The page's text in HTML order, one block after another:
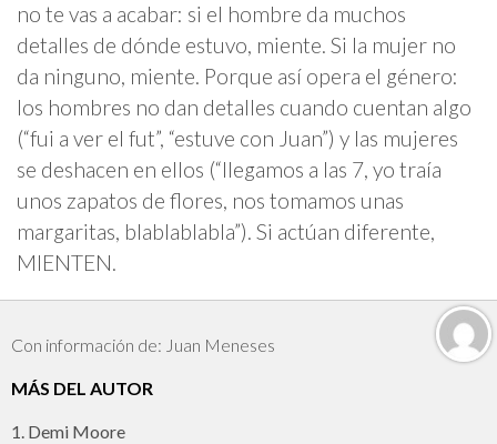
no te vas a acabar: si el hombre da muchos
detalles de dónde estuvo, miente. Si la mujer no
da ninguno, miente. Porque así opera el género:
los hombres no dan detalles cuando cuentan algo
(“fui a ver el fut”, “estuve con Juan”) y las mujeres
se deshacen en ellos (“llegamos a las 7, yo traía
unos zapatos de flores, nos tomamos unas
margaritas, blablablabla”). Si actúan diferente,
MIENTEN.
Con información de: Juan Meneses
MÁS DEL AUTOR
1. Demi Moore